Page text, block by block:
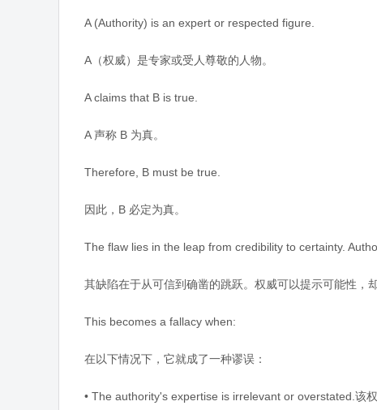
A (Authority) is an expert or respected figure.
A（权威）是专家或受人尊敬的人物。
A claims that B is true.
A 声称 B 为真。
Therefore, B must be true.
因此，B 必定为真。
The flaw lies in the leap from credibility to certainty.
其缺陷在于从可信到确凿的跳跃。权威可以提示可能性，
This becomes a fallacy when:
在以下情况下，它就成了一种谬误：
• The authority's expertise is irrelevant or overstated.该